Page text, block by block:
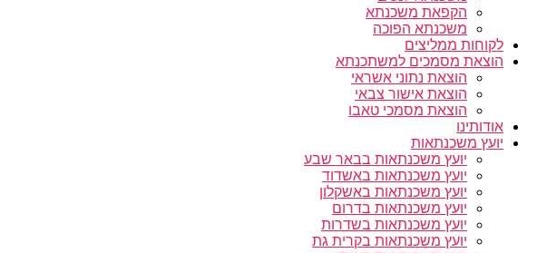
הקפאת משכנתא
משכנתא הפוכה
לקוחות ממליצים
הוצאת מסמכים למשתכנתא
הוצאת נתוני אשראי
הוצאת אישור צבאי
הוצאת מסמכי טאבו
אודותינו
יועץ משכנתאות
יועץ משכנתאות בבאר שבע
יועץ משכנתאות באשדוד
יועץ משכנתאות באשקלון
יועץ משכנתאות בדרום
יועץ משכנתאות בשדרות
יועץ משכנתאות בקרית גת